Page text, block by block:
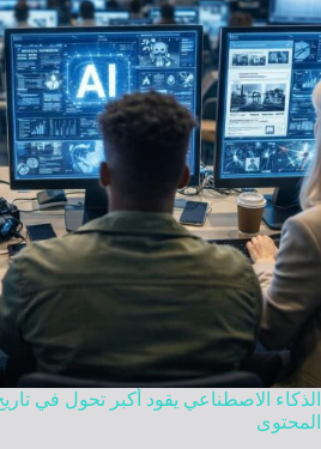
الذكاء الاصطناعي يقود أكبر تحول في
المحتوى